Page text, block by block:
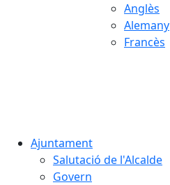
Anglès
Alemany
Francès
Ajuntament
Salutació de l'Alcalde
Govern